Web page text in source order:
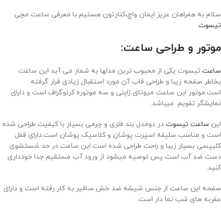
سلام به همراهان عزیز ایمان واچ،کنارتون هستیم با معرفی ساعت مچی
تیسوت
موتور و طراحی ساعت:
ساعت تیسوت یکی از محبوب ترین مدلها به شمار می آید این ساعت
بخاطر صفحه زیبا و طراحی قاب آن مورد استقبال زیادی قرار گرفته
است.موتور این ساعت میوتای ژاپنی و سه موتوره کرنوگراف است و دارای
نمایشگر تقویم میباشد.
این ساعت تیسوت در دومدل بند فلزی و چرمی بسیار با کیفیت طراحی شده
است و مناسب سلیقه اسپرت پوشان و کلاسیک پوشان است.دارای قفل
کلیپسی بسیار زیبا و راحت طراحی شده است.این ساعت در حد شستشوی
دست ضد آب است پس توصیه میشود از ورود آب مستقیم جدا خودداری
کنید.
صفحه این ساعت از جنس شیشه ضد خش سافیر به کار رفته است و دارای
عقربه های شب نما دار است.